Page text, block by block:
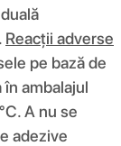
Reacții adverse
pe bază de
în ambalajul
A nu se
adezive